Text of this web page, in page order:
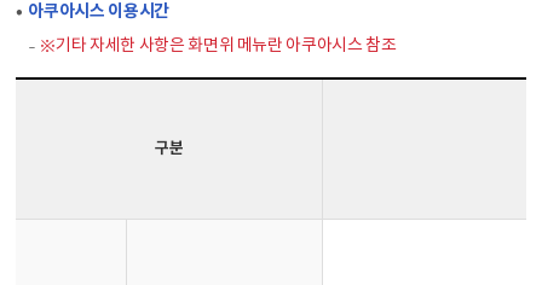
아쿠아시스 이용시간
※기타 자세한 사항은 화면위 메뉴란 아쿠아시스 참조
구분